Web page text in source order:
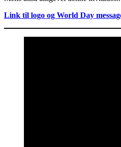
Link til logo og World Day